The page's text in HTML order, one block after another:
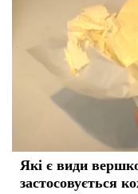
Які є види
застосовується